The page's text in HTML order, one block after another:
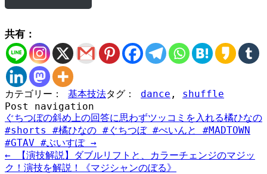
共有：
カテゴリー： 基本技法タグ： dance , shuffle
Post navigation
ぐちつぼの斜め上の回答に思わずツッコミを入れる橘ひなの
#shorts #橘ひなの #ぐちつぼ #ぺいんと #MADTOWN
#GTAV #ぶいすぽ →
← 【演技解説】ダブルリフトと、カラーチェンジのマジッ
ク！演技を解説！《マジシャンのぼる》